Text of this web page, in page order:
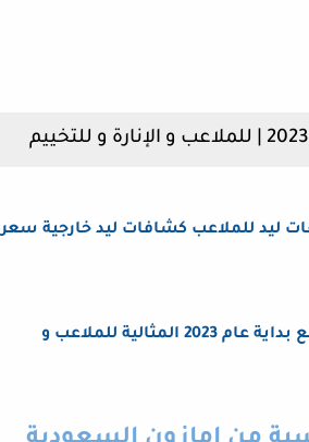
للملاعب كشافات ليد خارجية سعر
لذا جمعنا أفضل كشافات كبيرة التي تعمل بالطاقة الشمسية مع بداية عام 2023 المثالية للملاعب و